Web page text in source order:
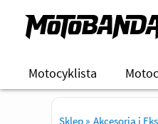
Motocyklista
Sklep » Akcesoria i